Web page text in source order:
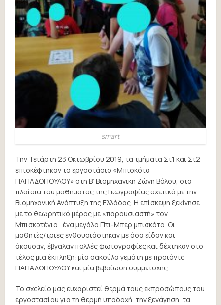
smart
Την Τετάρτη 23 Οκτωβρίου 2019, τα τμήματα Στ1 και Στ2
επισκέφτηκαν το εργοστάσιο «Μπισκότα
ΠΑΠΑΔΟΠΟΥΛΟΥ» στη Β’ Βιομηχανική Ζώνη Βόλου, στα
πλαίσια του μαθήματος της Γεωγραφίας σχετικά με την
Βιομηχανική Ανάπτυξη της Ελλάδας. Η επίσκεψη ξεκίνησε
με το θεωρητικό μέρος με «παρουσιαστή» τον
Μπισκοτένιο , ένα μεγάλο Πτι-Μπερ μπισκότο. Οι
μαθητές/τριες ενθουσιάστηκαν με όσα είδαν και
άκουσαν, έβγαλαν πολλές φωτογραφίες και δέχτηκαν στο
τέλος μια έκπληξη: μία σακούλα γεμάτη με προϊόντα
ΠΑΠΑΔΟΠΟΥΛΟΥ και μία βεβαίωση συμμετοχής.
Το σχολείο μας ευχαριστεί θερμά τους εκπροσώπους του
εργοστασίου για τη θερμή υποδοχή, την ξενάγηση, τα